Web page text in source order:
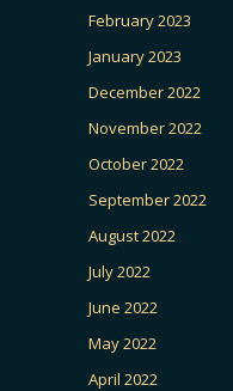
February 2023
January 2023
December 2022
November 2022
October 2022
September 2022
August 2022
July 2022
June 2022
May 2022
April 2022